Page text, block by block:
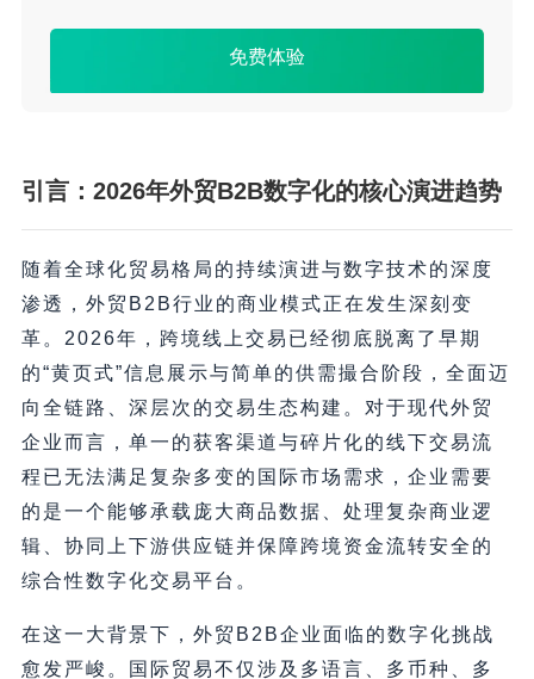
免费体验
引言：2026年外贸B2B数字化的核心演进趋势
随着全球化贸易格局的持续演进与数字技术的深度
渗透，外贸B2B行业的商业模式正在发生深刻变
革。2026年，跨境线上交易已经彻底脱离了早期
的“黄页式”信息展示与简单的供需撮合阶段，全面迈
向全链路、深层次的交易生态构建。对于现代外贸
企业而言，单一的获客渠道与碎片化的线下交易流
程已无法满足复杂多变的国际市场需求，企业需要
的是一个能够承载庞大商品数据、处理复杂商业逻
辑、协同上下游供应链并保障跨境资金流转安全的
综合性数字化交易平台。
在这一大背景下，外贸B2B企业面临的数字化挑战
愈发严峻。国际贸易不仅涉及多语言、多币种、多